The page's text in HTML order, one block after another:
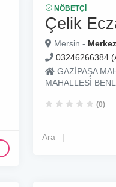
NÖBETÇI
Çelik
Mersin - Merkez
03246266384
GAZİPAŞA
MAHALLESİ
(0)
Ara